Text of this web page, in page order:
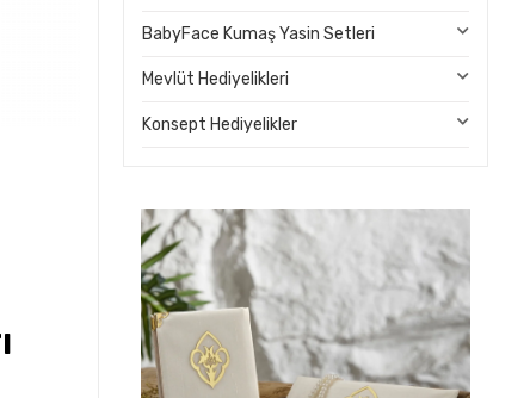
BabyFace Kumaş Yasin Setleri
Mevlüt Hediyelikleri
Konsept Hediyelikler